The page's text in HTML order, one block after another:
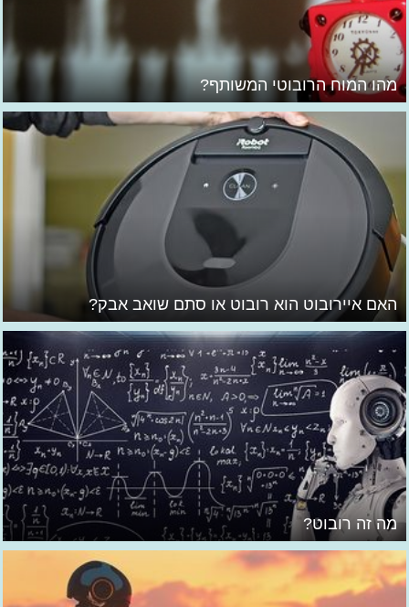
מהו המוח הרובוטי המשותף?
האם איירובוט הוא רובוט או סתם שואב אבק?
מה זה רובוט?